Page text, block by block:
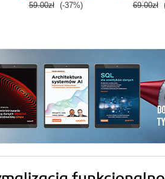
59.00zł (-37%) 69.00zł